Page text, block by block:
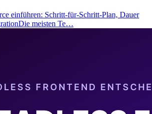
einführen: Schritt-für-Schritt-Plan, Dauer
meisten Te…